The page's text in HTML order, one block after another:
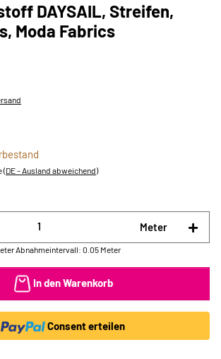
DAYSAIL, Streifen,
Moda Fabrics
(DE - Ausland abweichend)
Meter
Abnahmeintervall: 0.05 Meter
In den Warenkorb
Consent erteilen